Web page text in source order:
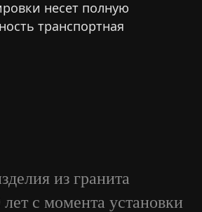
несет полную
транспортная
из гранита
лет с момента установки